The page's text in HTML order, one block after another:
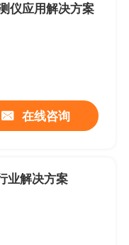
仪应用解决方案
在线咨询
业解决方案